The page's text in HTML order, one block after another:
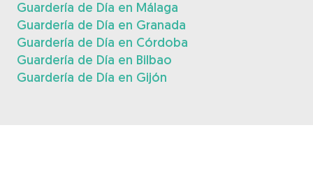
Guardería de Día en Málaga
Guardería de Día en Granada
Guardería de Día en Córdoba
Guardería de Día en Bilbao
Guardería de Día en Gijón